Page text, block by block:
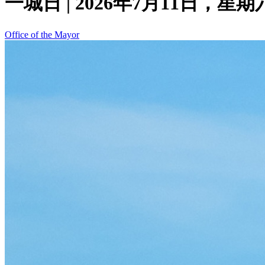
Office of the Mayor